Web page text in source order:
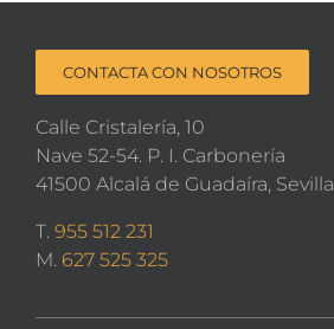
CONTACTA CON NOSOTROS
Calle Cristalería, 10
Nave 52-54. P. I. Carbonería
41500 Alcalá de Guadaíra, Sevilla
T. 955 512 231
M. 627 525 325